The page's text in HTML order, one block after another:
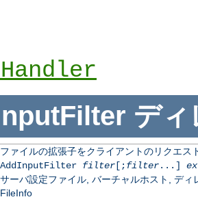
ディ
ファイルの拡張子をクライアントのリクエス
AddInputFilter filter[;filter...]
サーバ設定ファイル, バーチャルホスト, ディ
FileInfo